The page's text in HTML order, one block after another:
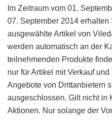
Im Zeitraum vom 01.
07. September 2014
ausgewählte Artikel von
werden automatisch an der
teilnehmenden Produkte
nur für Artikel mit Verkauf
Angebote von Drittanbietern
ausgeschlossen. Gilt nicht in
Aktionen. Nur solange der